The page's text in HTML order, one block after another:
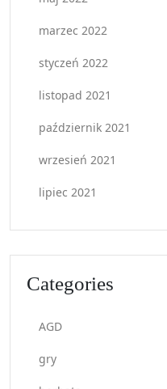
marzec 2022
styczeń 2022
listopad 2021
październik 2021
wrzesień 2021
lipiec 2021
Categories
AGD
gry